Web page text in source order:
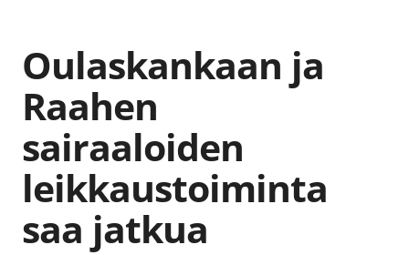
Oulaskankaan ja
Raahen
sairaaloiden
leikkaustoiminta
saa jatkua